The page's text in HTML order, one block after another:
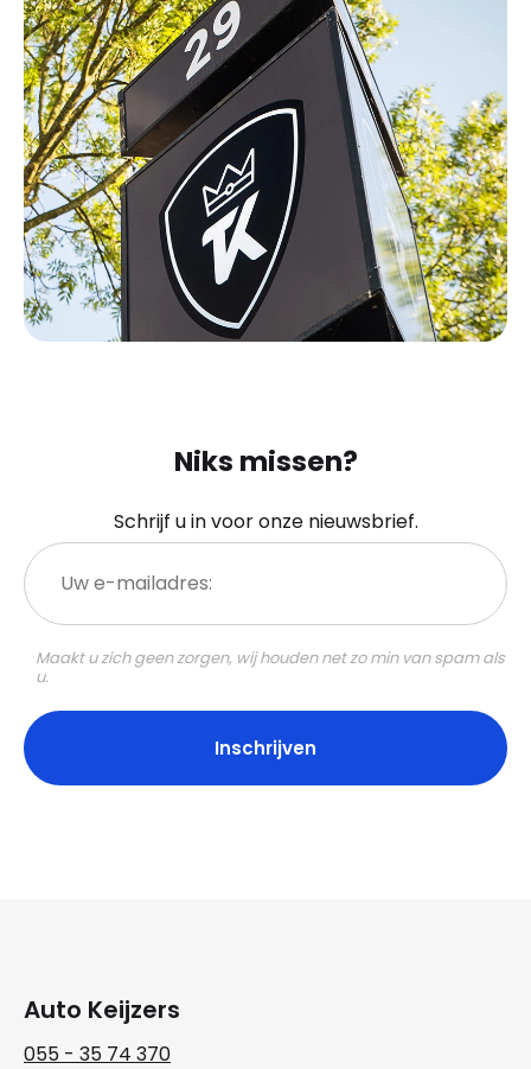
Niks missen?
Schrijf u in voor onze nieuwsbrief.
Uw
e-
mailadres:
Maakt u zich geen zorgen, wij houden net zo min van spam als
u.
Auto Keijzers
055 - 35 74 370